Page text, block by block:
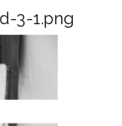
3-1.png